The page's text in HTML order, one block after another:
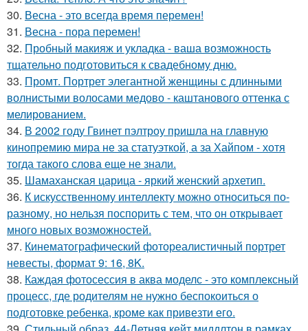
30. Весна - это всегда время перемен!
31. Весна - пора перемен!
32. Пробный макияж и укладка - ваша возможность
тщательно подготовиться к свадебному дню.
33. Промт. Портрет элегантной женщины с длинными
волнистыми волосами медово - каштанового оттенка с
мелированием.
34. В 2002 году Гвинет пэлтроу пришла на главную
кинопремию мира не за статуэткой, а за Хайпом - хотя
тогда такого слова еще не знали.
35. Шамаханская царица - яркий женский архетип.
36. К искусственному интеллекту можно относиться по-
разному, но нельзя поспорить с тем, что он открывает
много новых возможностей.
37. Кинематографический фотореалистичный портрет
невесты, формат 9: 16, 8K.
38. Каждая фотосессия в аква моделс - это комплексный
процесс, где родителям не нужно беспокоиться о
подготовке ребенка, кроме как привезти его.